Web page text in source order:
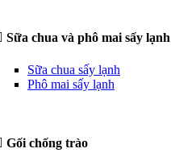
Sữa chua và phô mai sấy lạnh
Sữa chua sấy lạnh
Phô mai sấy lạnh
Gối chống trào